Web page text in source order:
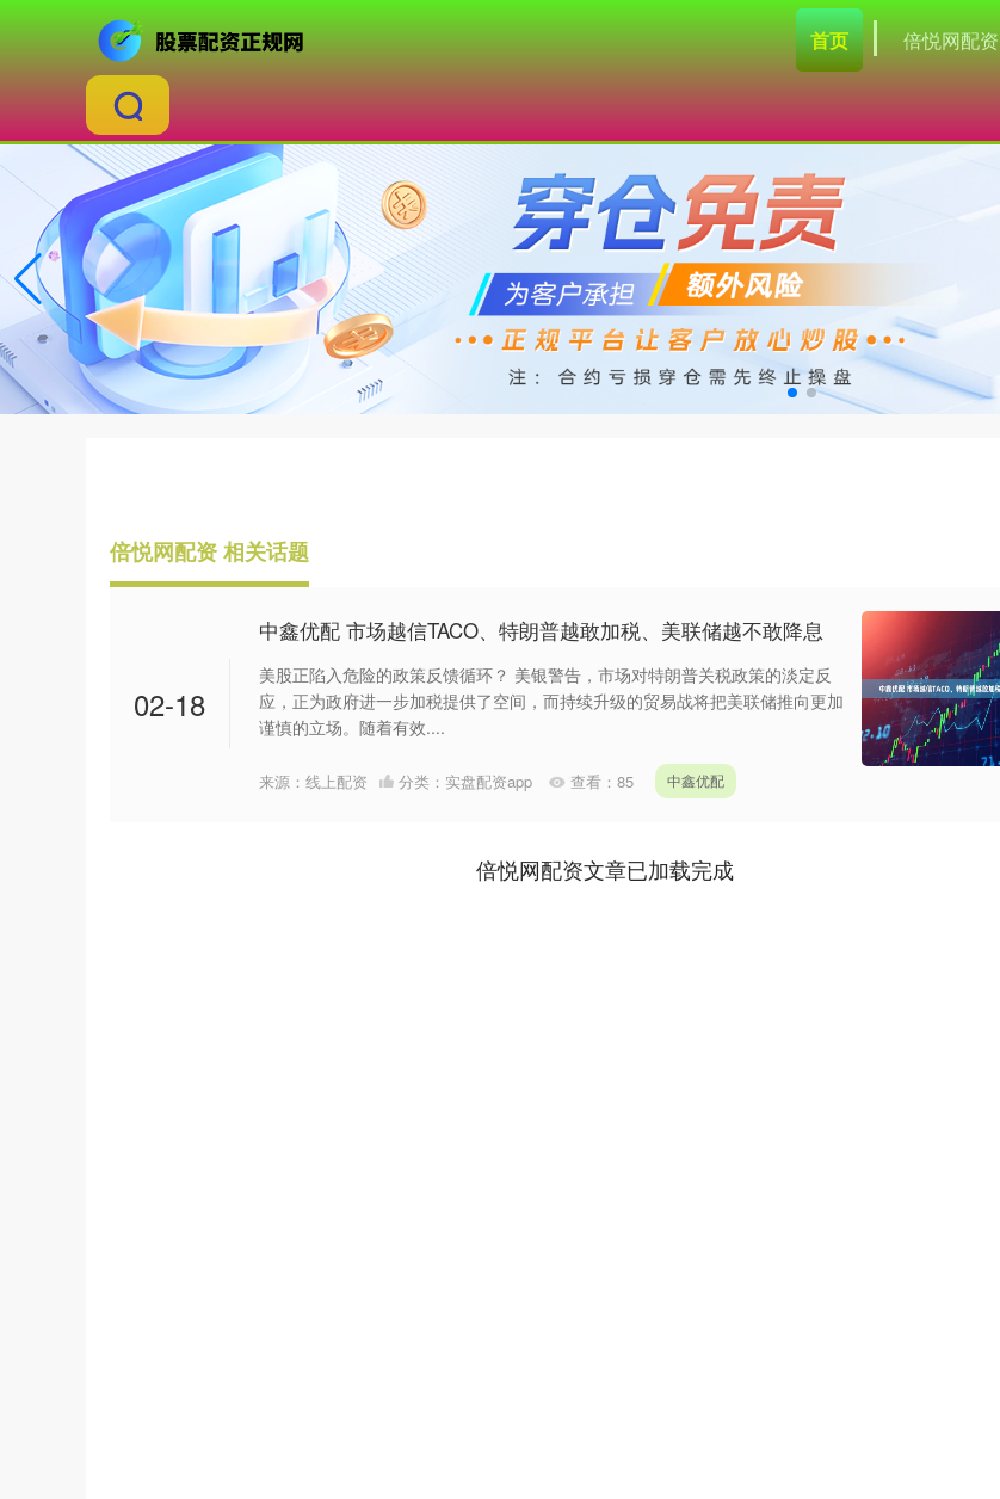
首页 倍悦网配资
倍悦网配资 相关话题
02-18
中鑫优配 市场越信TACO、特朗普越敢加税、美联储越不敢降息
美股正陷入危险的政策反馈循环？ 美银警告，市场对特朗普关税政策的淡定反
应，正为政府进一步加税提供了空间，而持续升级的贸易战将把美联储推向更加
谨慎的立场。随着有效....
来源：线上配资 分类： 实盘配资app 查看： 85 中鑫优配
倍悦网配资文章已加载完成